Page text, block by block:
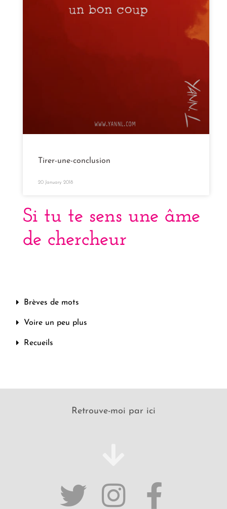
Tirer-une-conclusion
20 January 2018
Si tu te sens une âme
de chercheur
Brèves de mots
Voire un peu plus
Recueils
Retrouve-moi par ici